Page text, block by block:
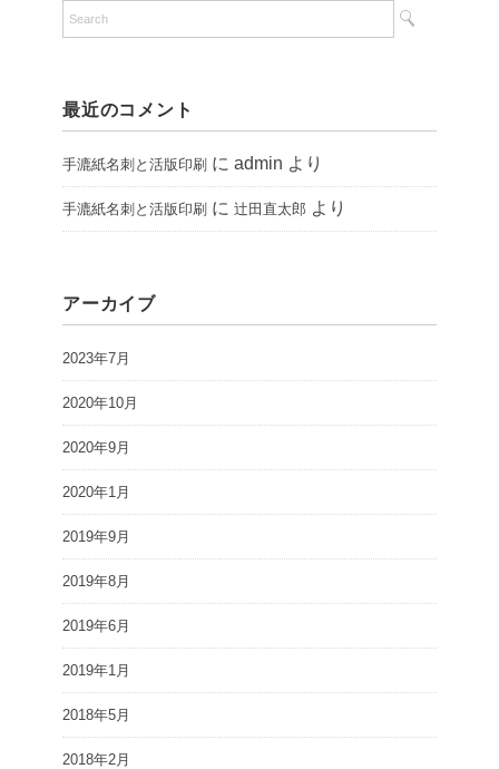
最近のコメント
手漉紙名刺と活版印刷 に admin より
手漉紙名刺と活版印刷 に 辻田直太郎 より
アーカイブ
2023年7月
2020年10月
2020年9月
2020年1月
2019年9月
2019年8月
2019年6月
2019年1月
2018年5月
2018年2月